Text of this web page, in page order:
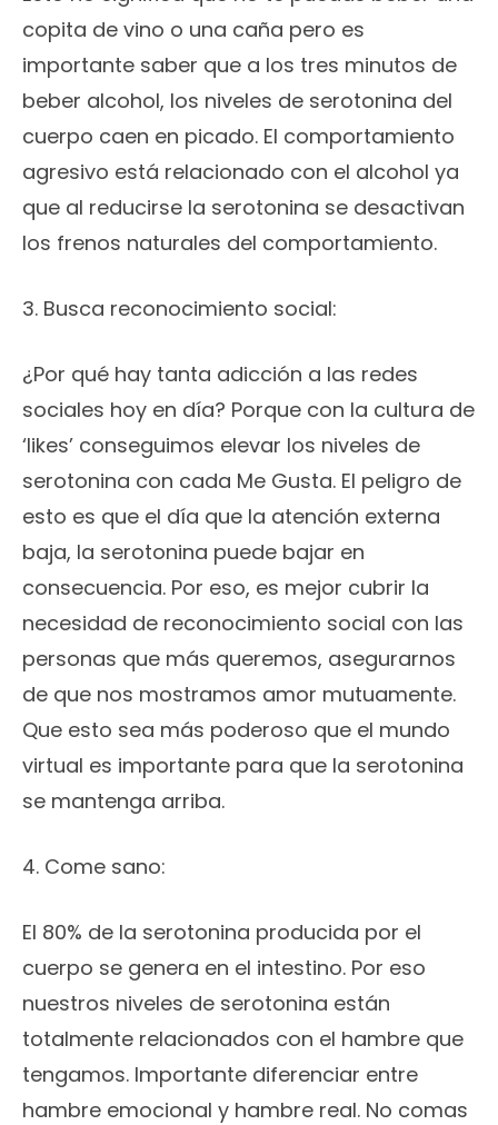
copita de vino o una caña pero es
importante saber que a los tres minutos de
beber alcohol, los niveles de serotonina del
cuerpo caen en picado. El comportamiento
agresivo está relacionado con el alcohol ya
que al reducirse la serotonina se desactivan
los frenos naturales del comportamiento.
3. Busca reconocimiento social:
¿Por qué hay tanta adicción a las redes
sociales hoy en día? Porque con la cultura de
‘likes’ conseguimos elevar los niveles de
serotonina con cada Me Gusta. El peligro de
esto es que el día que la atención externa
baja, la serotonina puede bajar en
consecuencia. Por eso, es mejor cubrir la
necesidad de reconocimiento social con las
personas que más queremos, asegurarnos
de que nos mostramos amor mutuamente.
Que esto sea más poderoso que el mundo
virtual es importante para que la serotonina
se mantenga arriba.
4. Come sano:
El 80% de la serotonina producida por el
cuerpo se genera en el intestino. Por eso
nuestros niveles de serotonina están
totalmente relacionados con el hambre que
tengamos. Importante diferenciar entre
hambre emocional y hambre real. No comas